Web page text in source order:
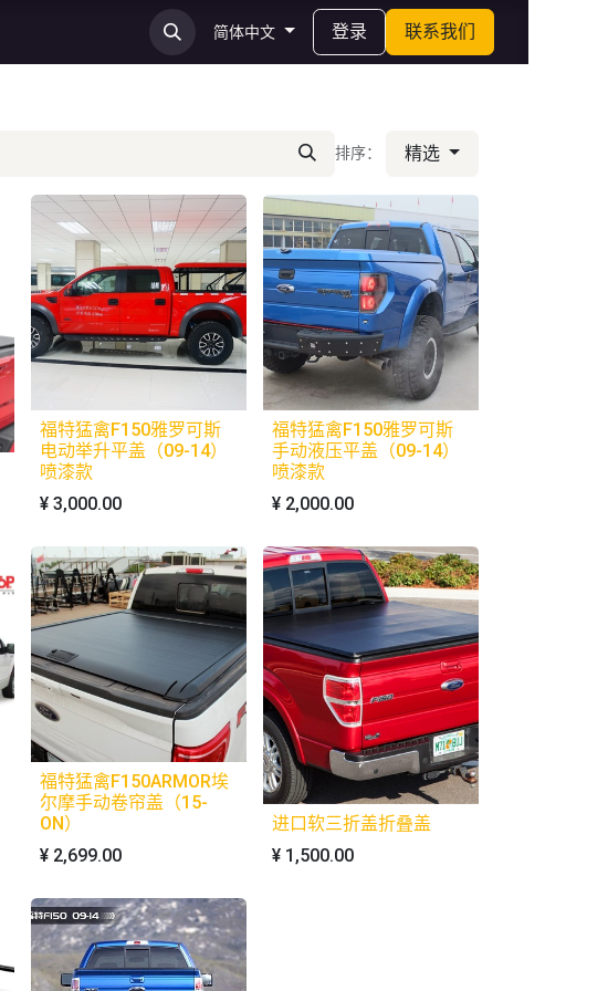
简体中文 登录 联系我们
排序： 精选
福特猛禽F150雅罗可斯
电动举升平盖（09-14）
喷漆款
¥ 3,000.00
福特猛禽F150雅罗可斯
手动液压平盖（09-14）
喷漆款
¥ 2,000.00
福特猛禽F150ARMOR埃
尔摩手动卷帘盖（15-
ON）
¥ 2,699.00
进口软三折盖折叠盖
¥ 1,500.00